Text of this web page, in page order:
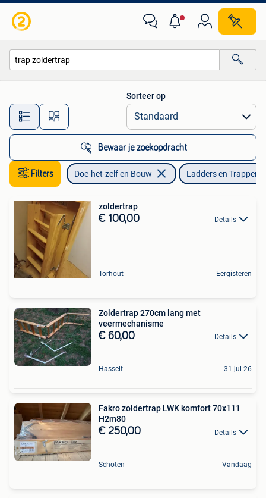
Alle afstanden…
Sorteer op
Bewaar je zoekopdracht
Filters Doe-het-zelf en Bouw Ladders en Trappen
zoldertrap
€ 100,00 Details
Torhout Eergisteren
Zoldertrap 270cm lang met
veermechanisme
€ 60,00 Details
Hasselt 31 jul 26
Fakro zoldertrap LWK komfort 70x111
H2m80
€ 250,00 Details
Schoten Vandaag